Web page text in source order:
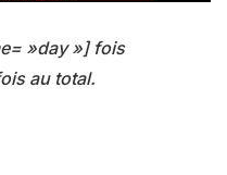
»day »] fois
au total.